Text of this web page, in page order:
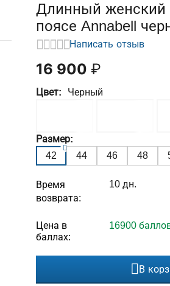
Длинный женский
поясе Annabell
Написать отзыв
16 900 ₽
Цвет: Черный
Размер:
42
44 46 48
Время
возврата:
10 дн.
Цена в
баллах:
16900
В